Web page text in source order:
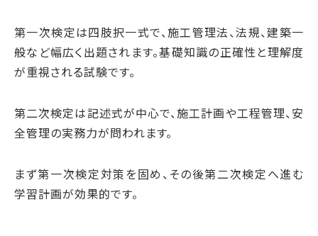
第一次検定は四肢択一式で、施工管理法、法規、建築一
般など幅広く出題されます。基礎知識の正確性と理解度
が重視される試験です。
第二次検定は記述式が中心で、施工計画や工程管理、安
全管理の実務力が問われます。
まず第一次検定対策を固め、その後第二次検定へ進む
学習計画が効果的です。